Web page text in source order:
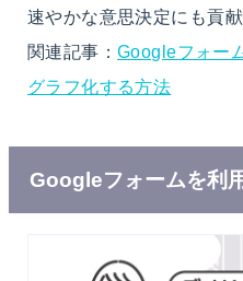
速やかな意思決定にも貢献
関連記事：Googleフォー
グラフ化する方法
Googleフォームを利